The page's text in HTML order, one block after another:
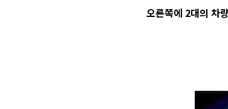
오른쪽에 2대의 차